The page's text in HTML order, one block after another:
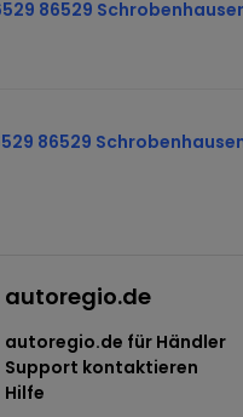
86529
86529
autoregio.de
autoregio.de für Händler
Support kontaktieren
Hilfe